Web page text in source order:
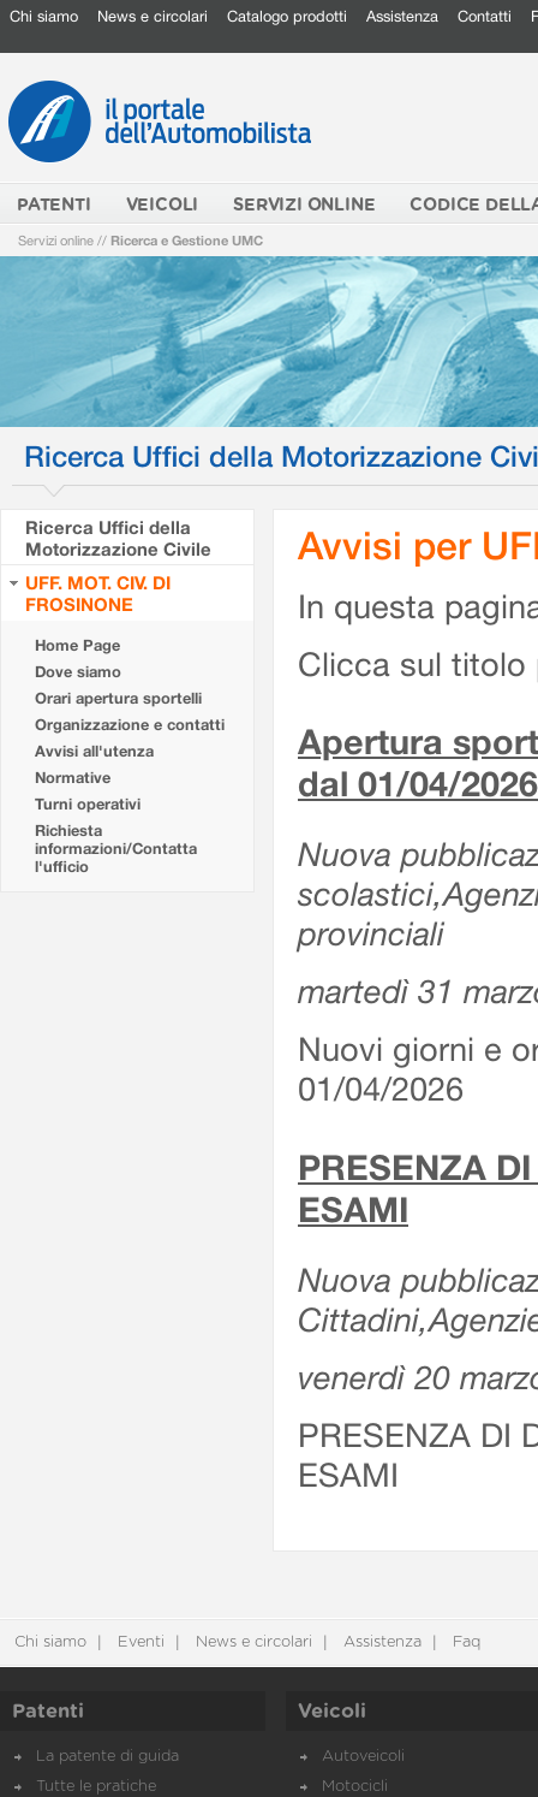
Chi siamo News e circolari Catalogo prodotti Assistenza Contatti
PATENTI VEICOLI SERVIZI ONLINE CODICE
Servizi online // Ricerca e Gestione UMC
Ricerca Uffici della Motorizzazione
Ricerca Uffici della
Motorizzazione Civile
UFF. MOT. CIV. DI
FROSINONE
Home Page
Dove siamo
Orari apertura sportelli
Organizzazione e contatti
Avvisi all'utenza
Normative
Turni operativi
Richiesta
informazioni/Contatta
l'ufficio
Avvisi per
In questa
Clicca sul titolo
Apertura
dal 01/04/2026
Nuova
provinciali
martedì 31
Nuovi giorni e
01/04/2026
PRESENZA
ESAMI
Nuova
venerdì 20
PRESENZA DI
ESAMI
Chi siamo Eventi News e circolari Assistenza Faq
Patenti
La patente di guida
Tutte le pratiche
Veicoli
Autoveicoli
Motocicli